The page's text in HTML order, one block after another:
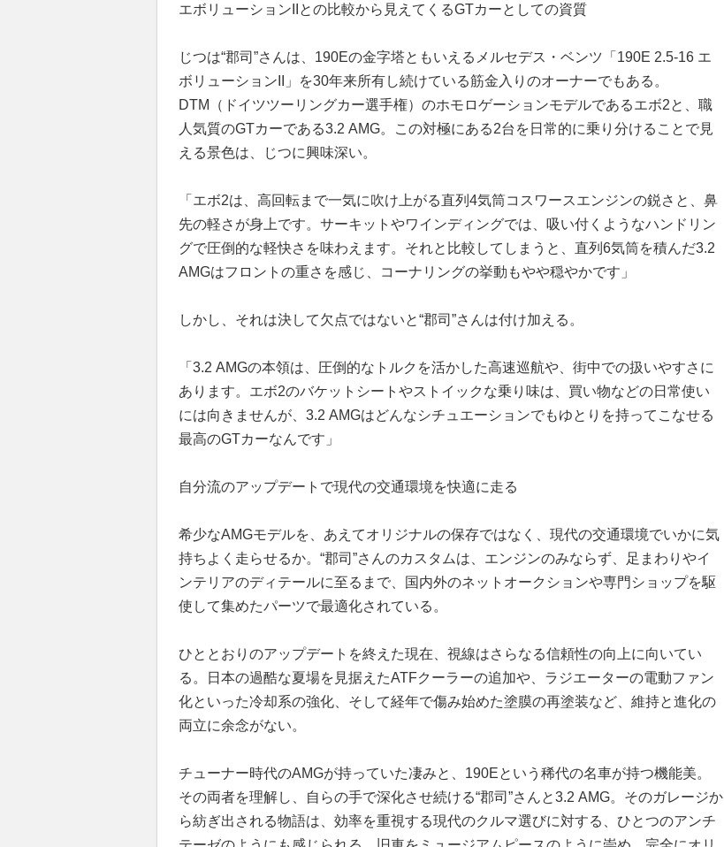
エボリューションIIとの比較から見えてくるGTカーとしての資質
じつは“郡司”さんは、190Eの金字塔ともいえるメルセデス・ベンツ「190E 2.5-16 エ
ボリューションII」を30年来所有し続けている筋金入りのオーナーでもある。
DTM（ドイツツーリングカー選手権）のホモロゲーションモデルであるエボ2と、職
人気質のGTカーである3.2 AMG。この対極にある2台を日常的に乗り分けることで見
える景色は、じつに興味深い。
「エボ2は、高回転まで一気に吹け上がる直列4気筒コスワースエンジンの鋭さと、鼻
先の軽さが身上です。サーキットやワインディングでは、吸い付くようなハンドリン
グで圧倒的な軽快さを味わえます。それと比較してしまうと、直列6気筒を積んだ3.2
AMGはフロントの重さを感じ、コーナリングの挙動もやや穏やかです」
しかし、それは決して欠点ではないと“郡司”さんは付け加える。
「3.2 AMGの本領は、圧倒的なトルクを活かした高速巡航や、街中での扱いやすさに
あります。エボ2のバケットシートやストイックな乗り味は、買い物などの日常使い
には向きませんが、3.2 AMGはどんなシチュエーションでもゆとりを持ってこなせる
最高のGTカーなんです」
自分流のアップデートで現代の交通環境を快適に走る
希少なAMGモデルを、あえてオリジナルの保存ではなく、現代の交通環境でいかに気
持ちよく走らせるか。“郡司”さんのカスタムは、エンジンのみならず、足まわりやイ
ンテリアのディテールに至るまで、国内外のネットオークションや専門ショップを駆
使して集めたパーツで最適化されている。
ひととおりのアップデートを終えた現在、視線はさらなる信頼性の向上に向いてい
る。日本の過酷な夏場を見据えたATFクーラーの追加や、ラジエーターの電動ファン
化といった冷却系の強化、そして経年で傷み始めた塗膜の再塗装など、維持と進化の
両立に余念がない。
チューナー時代のAMGが持っていた凄みと、190Eという稀代の名車が持つ機能美。
その両者を理解し、自らの手で深化させ続ける“郡司”さんと3.2 AMG。そのガレージか
ら紡ぎ出される物語は、効率を重視する現代のクルマ選びに対する、ひとつのアンチ